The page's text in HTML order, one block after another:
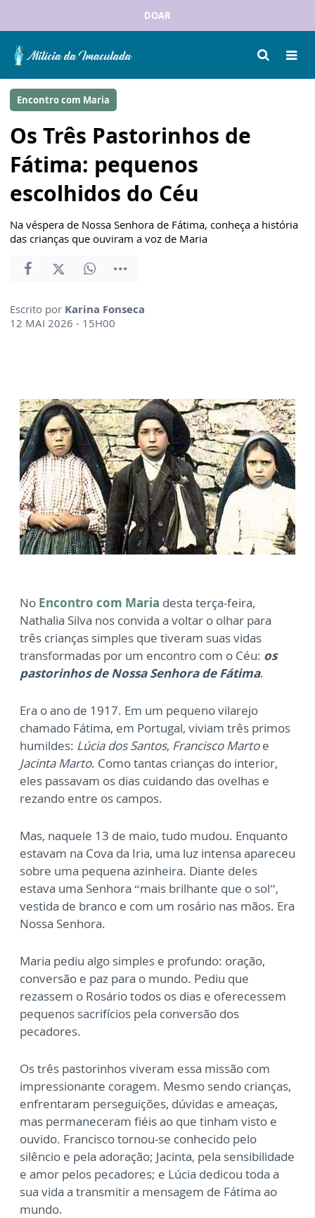
DOAR
Encontro com Maria
Os Três Pastorinhos de
Fátima: pequenos
escolhidos do Céu
Na véspera de Nossa Senhora de Fátima, conheça a história
das crianças que ouviram a voz de Maria
Escrito por Karina Fonseca
12 MAI 2026 - 15H00
No Encontro com Maria desta terça-feira,
Nathalia Silva nos convida a voltar o olhar para
três crianças simples que tiveram suas vidas
transformadas por um encontro com o Céu: os
pastorinhos de Nossa Senhora de Fátima.
Era o ano de 1917. Em um pequeno vilarejo
chamado Fátima, em Portugal, viviam três primos
humildes: Lúcia dos Santos, Francisco Martoe
Jacinta Marto. Como tantas crianças do interior,
eles passavam os dias cuidando das ovelhas e
rezando entre os campos.
Mas, naquele 13 de maio, tudo mudou. Enquanto
estavam na Cova da Iria, uma luz intensa apareceu
sobre uma pequena azinheira. Diante deles
estava uma Senhora “mais brilhante que o sol”,
vestida de branco e com um rosário nas mãos. Era
Nossa Senhora.
Maria pediu algo simples e profundo: oração,
conversão e paz para o mundo. Pediu que
rezassem o Rosário todos os dias e oferecessem
pequenos sacrifícios pela conversão dos
pecadores.
Os três pastorinhos viveram essa missão com
impressionante coragem. Mesmo sendo crianças,
enfrentaram perseguições, dúvidas e ameaças,
mas permaneceram fiéis ao que tinham visto e
ouvido. Francisco tornou-se conhecido pelo
silêncio e pela adoração; Jacinta, pela sensibilidade
e amor pelos pecadores; e Lúcia dedicou toda a
sua vida a transmitir a mensagem de Fátima ao
mundo.